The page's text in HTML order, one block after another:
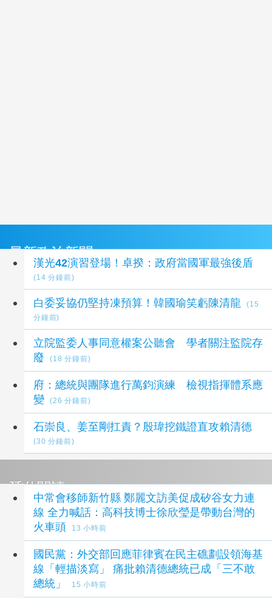
最新政治新聞
漢光42演習登場！卓揆：政府當國軍最強後盾
(14 分鐘前)
白委妥協仍堅持凍預算！韓國瑜笑虧陳清龍
(15
分鐘前)
立院監委人事同意權案公聽會 學者關注監院存
廢
(18 分鐘前)
府：總統與團隊進行萬鈞演練 檢視指揮體系應
變
(26 分鐘前)
石崇良、姜至剛扛責？殷瑋挖鐵證直攻賴清德
(30 分鐘前)
延伸閱讀
中常會移師新竹縣 鄭麗文訪美促成矽谷女力連
線 全力喊話：高科技博士徐欣瑩是帶動台灣的
火車頭
13 小時前
國民黨：外交部回應菲律賓在民主礁劃設領海基
線「輕描淡寫」 痛批賴清德總統已成「三不敢
總統」
15 小時前